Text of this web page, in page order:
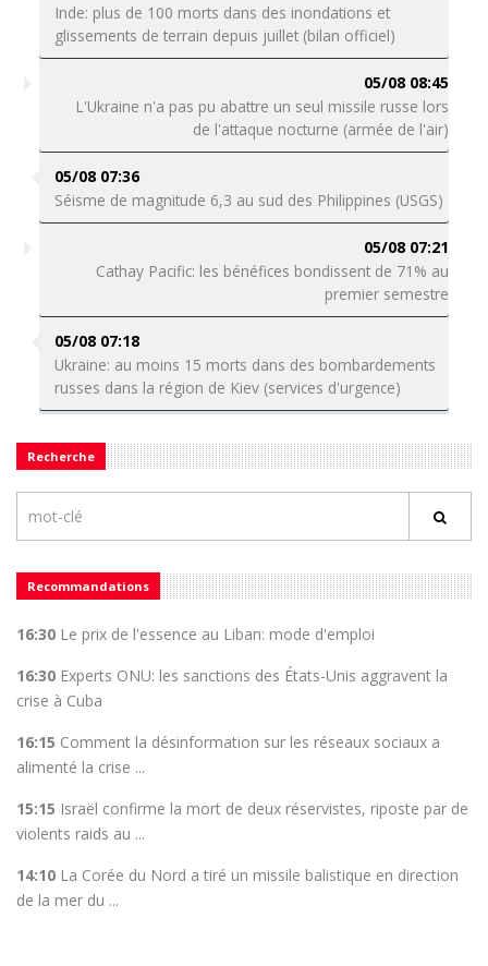
Inde: plus de 100 morts dans des inondations et
glissements de terrain depuis juillet (bilan officiel)
05/08 08:45
L'Ukraine n'a pas pu abattre un seul missile russe lors
de l'attaque nocturne (armée de l'air)
05/08 07:36
Séisme de magnitude 6,3 au sud des Philippines (USGS)
05/08 07:21
Cathay Pacific: les bénéfices bondissent de 71% au
premier semestre
05/08 07:18
Ukraine: au moins 15 morts dans des bombardements
russes dans la région de Kiev (services d'urgence)
Recherche
Recommandations
16:30 Le prix de l'essence au Liban: mode d'emploi
16:30 Experts ONU: les sanctions des États-Unis aggravent la
crise à Cuba
16:15 Comment la désinformation sur les réseaux sociaux a
alimenté la crise ...
15:15 Israël confirme la mort de deux réservistes, riposte par de
violents raids au ...
14:10 La Corée du Nord a tiré un missile balistique en direction
de la mer du ...